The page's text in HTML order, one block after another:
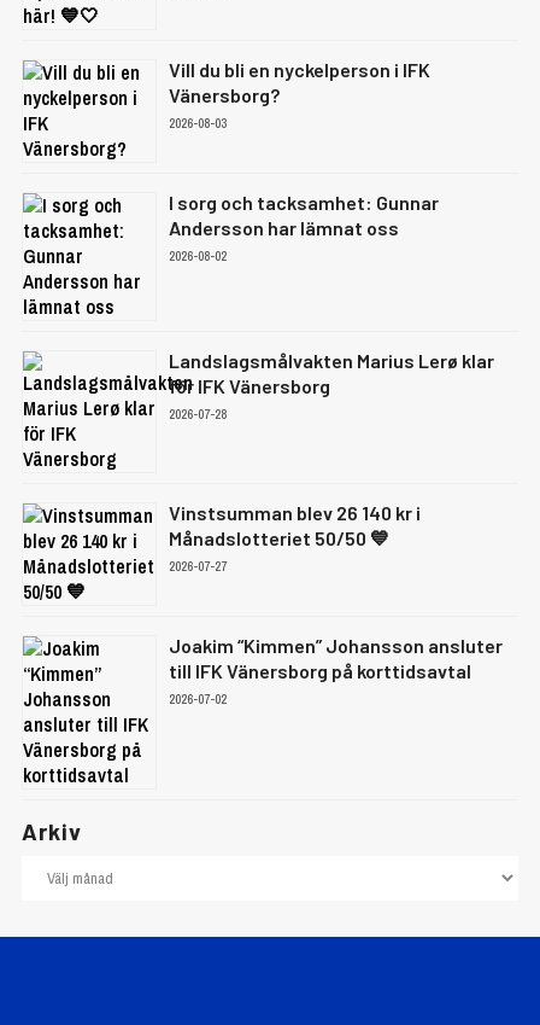
Vill du bli en nyckelperson i IFK
Vänersborg?
2026-08-03
I sorg och tacksamhet: Gunnar
Andersson har lämnat oss
2026-08-02
Landslagsmålvakten Marius Lerø klar
för IFK Vänersborg
2026-07-28
Vinstsumman blev 26 140 kr i
Månadslotteriet 50/50 💙
2026-07-27
Joakim “Kimmen” Johansson ansluter
till IFK Vänersborg på korttidsavtal
2026-07-02
Arkiv